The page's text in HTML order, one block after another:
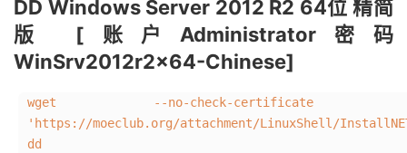
DD Windows Server 2012 R2 64位 精简
版 [账户Administrator密码
WinSrv2012r2x64-Chinese]
wget --no-check-certificate -
'https://moeclub.org/attachment/LinuxShell/
dd